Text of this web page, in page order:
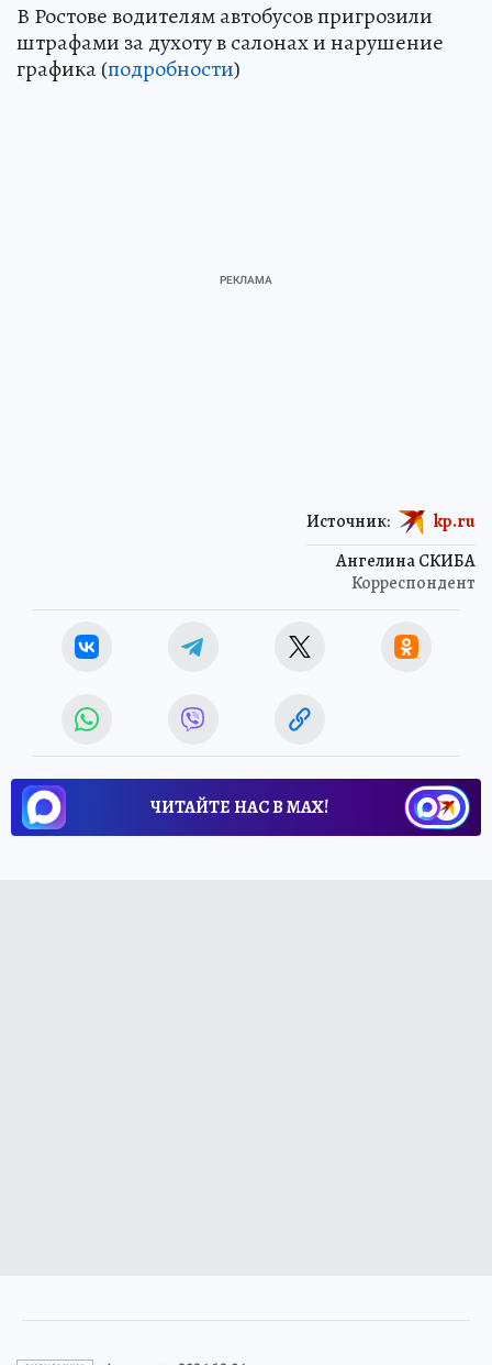
В Ростове водителям автобусов пригрозили
штрафами за духоту в салонах и нарушение
графика (подробности)
Ангелина СКИБА
Корреспондент
Источник: kp.ru
ЧИТАЙТЕ НАС В МАХ!